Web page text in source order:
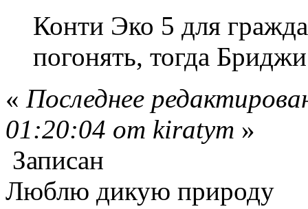
Конти Эко 5 для
погонять, тогда Бриджи
« Последнее
01:20:04 от kiratym »
Записан
Люблю дикую природу